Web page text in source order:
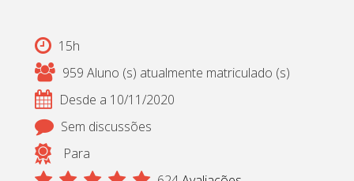
15h
959 Aluno (s) atualmente matriculado (s)
Desde a 10/11/2020
Sem discussões
Para